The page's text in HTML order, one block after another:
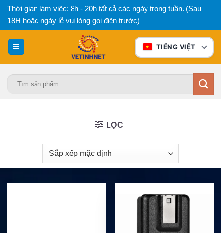
Bỏ
qua
nội
dung
Thời gian làm việc: 8h - 20h tất cả các ngày trong tuần. (Sau
18H hoặc ngày lễ vui lòng gọi điện trước)
TIẾNG VIỆT
LỌC